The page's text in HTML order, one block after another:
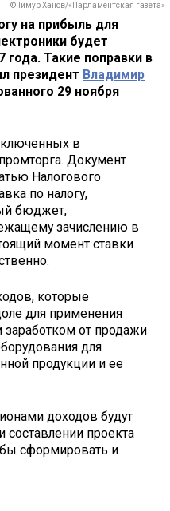
© Тимур Ханов/«Парламентская газета»
на прибыль для
будет
года. Такие поправки в
президент Владимир
29 ноября
в
Документ
Налогового
по налогу,
бюджет,
зачислению в
момент ставки
которые
для применения
заработком от продажи
для
продукции и ее
доходов будут
составлении проекта
сформировать и